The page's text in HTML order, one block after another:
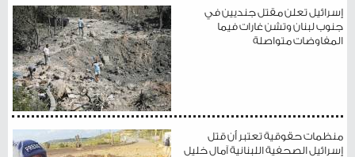
إسرائيل تعلن مقتل جنديين في
جنوب لبنان وتشن غارات فيما
المفاوضات متواصلة
منظمات حقوقية تعتبر أن قتل
إسرائيل الصحفية اللبنانية آمال خليل